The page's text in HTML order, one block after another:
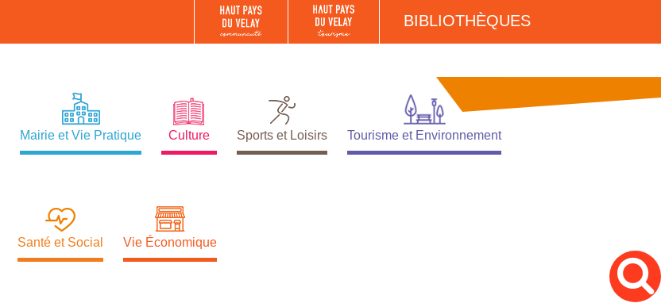
BIBLIOTHÈQUES
Mairie et Vie Pratique Culture Sports et Loisirs Tourisme et Environnement
Santé et Social Vie Économique